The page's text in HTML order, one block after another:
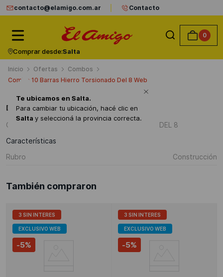
contacto@elamigo.com.ar Contacto
0
Comprar desde:Salta
Te ubicamos en Salta.
Para cambiar tu ubicación, hacé clic en
Salta y seleccioná la provincia correcta.
Ofertas
Combos
Combo 10 Barras Hierro Torsionado Del 8 Web
Detalles del producto
COMBO 10 BARRAS DE HIERRO TORSIONADO DEL 8
Características
Rubro
Construcción
También compraron
3 SIN INTERES
EXCLUSIVO WEB
-5%
3 SIN INTERES
EXCLUSIVO WEB
-5%